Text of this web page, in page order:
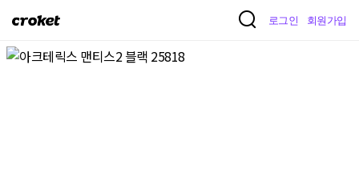
크
켓
로그인 회원가입